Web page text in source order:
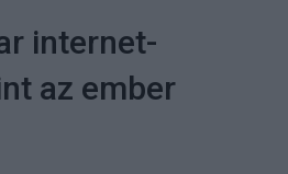
internet-
az ember